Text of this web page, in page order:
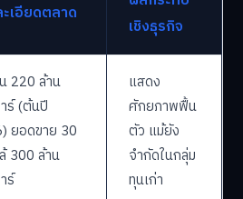
เอียดตลาด
เชิงธุรกิจ
220 ล้าน
ร์ (ต้นปี
ยอดขาย 30
300 ล้าน
ร์
แสดง
ศักยภาพฟื้น
ตัว แม้ยัง
จำกัดในกลุ่ม
ทุนเก่า